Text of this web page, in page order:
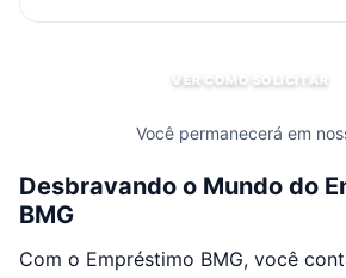
VER COMO SOLICITAR
Você permanecerá em
Desbravando o Mundo do
BMG
Com o Empréstimo BMG, você